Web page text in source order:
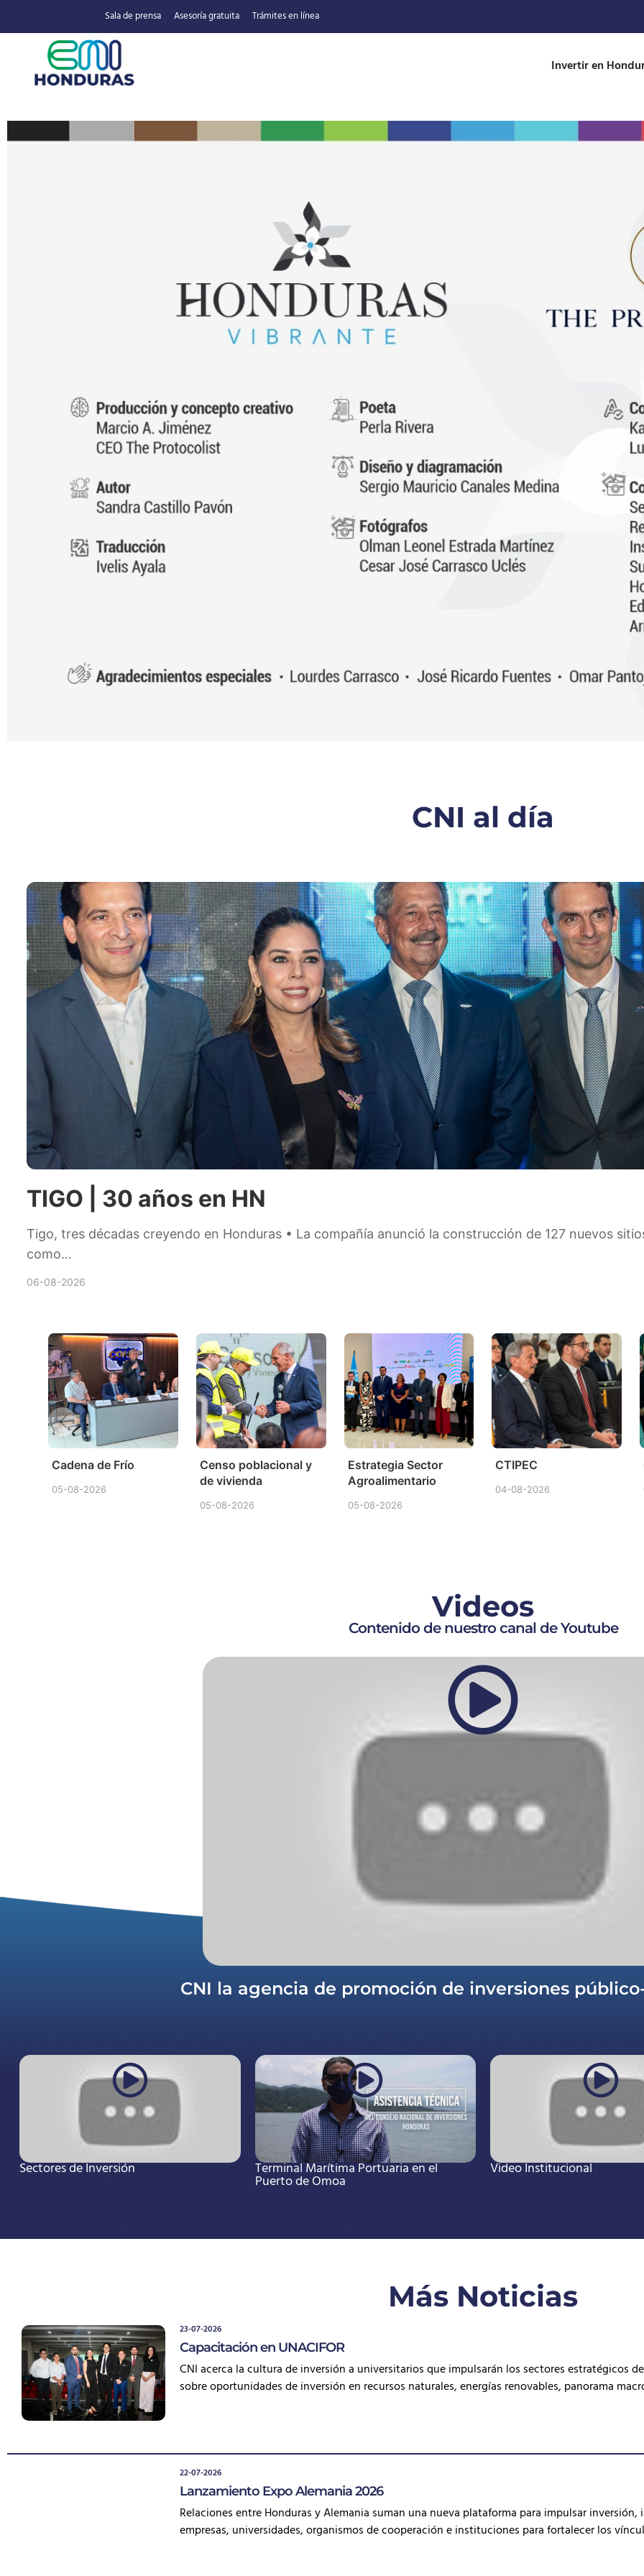
Sala de prensa Asesoría gratuita Trámites en línea
Invertir en
CNI al día
TIGO | 30 años en HN
Tigo, tres décadas creyendo en Honduras • La compañía anunció la construcción de 127 nuevos
como…
06-08-2026
Cadena de Frío
05-08-2026
Censo poblacional y
de vivienda
05-08-2026
Estrategia Sector
Agroalimentario
05-08-2026
CTIPEC
04-08-2026
Videos
Contenido de nuestro canal de Youtube
CNI la agencia de promoción de inversiones
Sectores de Inversión Terminal Marítima Portuaria en el
Puerto de Omoa
Video Institucional
Más Noticias
23-07-2026
Capacitación en UNACIFOR
CNI acerca la cultura de inversión a universitarios que impulsarán los sectores estratégicos
sobre oportunidades de inversión en recursos naturales, energías renovables, panorama
22-07-2026
Lanzamiento Expo Alemania 2026
Relaciones entre Honduras y Alemania suman una nueva plataforma para impulsar
empresas, universidades, organismos de cooperación e instituciones para fortalecer los